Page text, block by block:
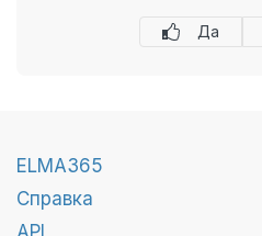
Да
ELMA365
Справка
API